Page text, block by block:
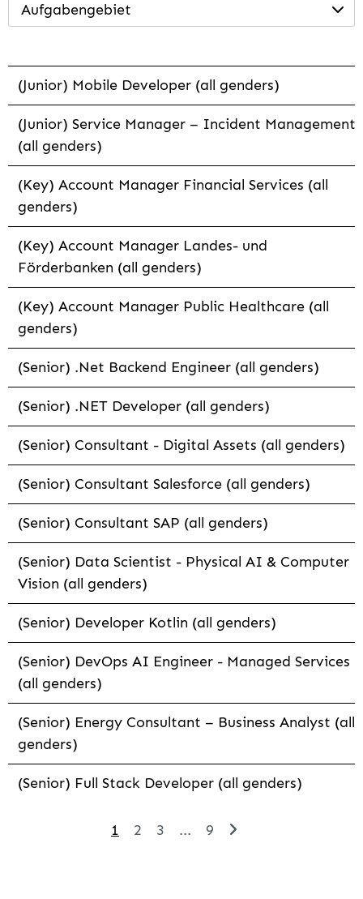
Aufgabengebiet
(Junior) Mobile Developer (all genders)
(Junior) Service Manager – Incident Management
(all genders)
(Key) Account Manager Financial Services (all
genders)
(Key) Account Manager Landes- und
Förderbanken (all genders)
(Key) Account Manager Public Healthcare (all
genders)
(Senior) .Net Backend Engineer (all genders)
(Senior) .NET Developer (all genders)
(Senior) Consultant - Digital Assets (all genders)
(Senior) Consultant Salesforce (all genders)
(Senior) Consultant SAP (all genders)
(Senior) Data Scientist - Physical AI & Computer
Vision (all genders)
(Senior) Developer Kotlin (all genders)
(Senior) DevOps AI Engineer - Managed Services
(all genders)
(Senior) Energy Consultant – Business Analyst (all
genders)
(Senior) Full Stack Developer (all genders)
1 2 3 ... 9